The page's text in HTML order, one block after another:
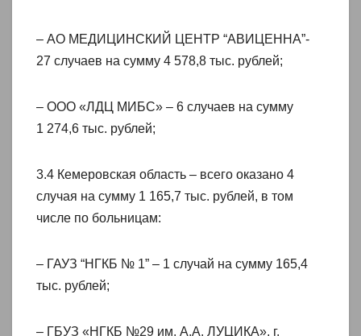
– АО МЕДИЦИНСКИЙ ЦЕНТР “АВИЦЕННА”-
27 случаев на сумму 4 578,8 тыс. рублей;
– ООО «ЛДЦ МИБС» – 6 случаев на сумму
1 274,6 тыс. рублей;
3.4 Кемеровская область – всего оказано 4
случая на сумму 1 165,7 тыс. рублей, в том
числе по больницам:
– ГАУЗ “НГКБ № 1” – 1 случай на сумму 165,4
тыс. рублей;
– ГБУЗ «НГКБ №29 им. А.А. ЛУЦИКА», г.